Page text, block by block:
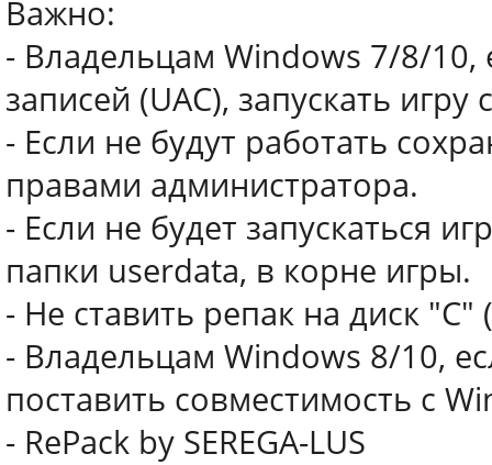
Важно:
- Владельцам Windows 7/8/
записей (UAC), запускать
- Если не будут работать
правами администратора.
- Если не будет запускаться
папки userdata, в корне игры.
- Не ставить репак на диск "С"
- Владельцам Windows 8/10,
поставить совместимость с
- RePack by SEREGA-LUS